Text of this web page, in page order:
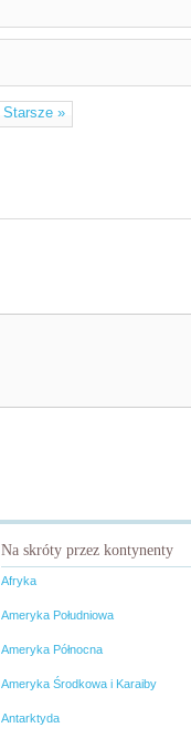
Starsze»
Na skróty przez kontynenty
Afryka
Ameryka Południowa
Ameryka Północna
Ameryka Środkowa i Karaiby
Antarktyda